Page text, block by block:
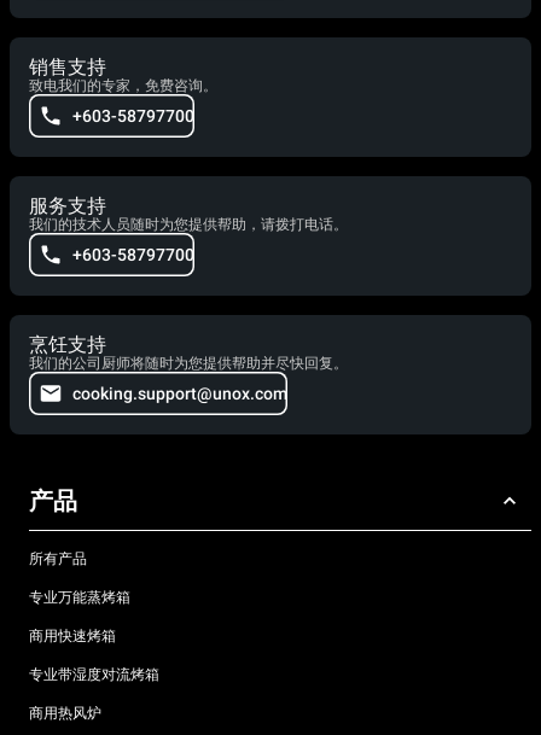
销售支持
致电我们的专家，免费咨询。
+603-58797700
服务支持
我们的技术人员随时为您提供帮助，请拨打电话。
+603-58797700
烹饪支持
我们的公司厨师将随时为您提供帮助并尽快回复。
cooking.support@unox.com
产品
所有产品
专业万能蒸烤箱
商用快速烤箱
专业带湿度对流烤箱
商用热风炉